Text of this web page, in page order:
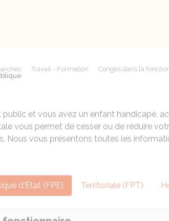
Travail - Formation Congés dans la
public et vous avez un enfant handicapé,
vous permet de cesser ou de réduire
Nous vous présentons toutes les
d'État (FPE) Territoriale (FPT)